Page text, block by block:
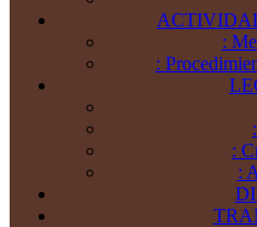
:
:
:
: